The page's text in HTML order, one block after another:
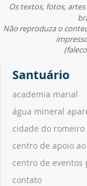
Os textos, fotos,
Não reproduza o
Santuário
academia marial
água mineral
cidade do romeiro
centro de apoio
centro de eventos
contato